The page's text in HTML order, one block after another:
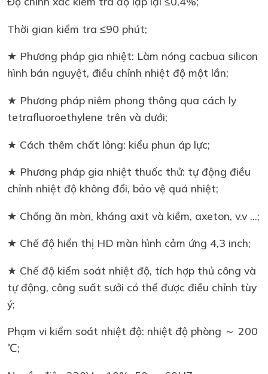
Thời gian kiểm tra ≤90 phút;
★ Phương pháp gia nhiệt: Làm nóng cacbua silicon
hình bán nguyệt, điều chỉnh nhiệt độ một lần;
★ Phương pháp niêm phong thông qua cách ly
tetrafluoroethylene trên và dưới;
★ Cách thêm chất lỏng: kiểu phun áp lực;
★ Phương pháp gia nhiệt thuốc thử: tự động điều
chỉnh nhiệt độ không đổi, bảo vệ quá nhiệt;
★ Chống ăn mòn, kháng axit và kiềm, axeton, v.v ...;
★ Chế độ hiển thị HD màn hình cảm ứng 4,3 inch;
★ Chế độ kiểm soát nhiệt độ, tích hợp thủ công và
tự động, công suất sưởi có thể được điều chỉnh tùy
ý;
Phạm vi kiểm soát nhiệt độ: nhiệt độ phòng ～ 200
℃;